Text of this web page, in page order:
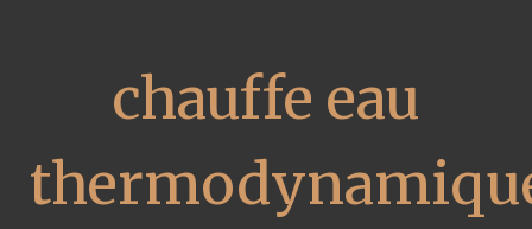
chauffe eau